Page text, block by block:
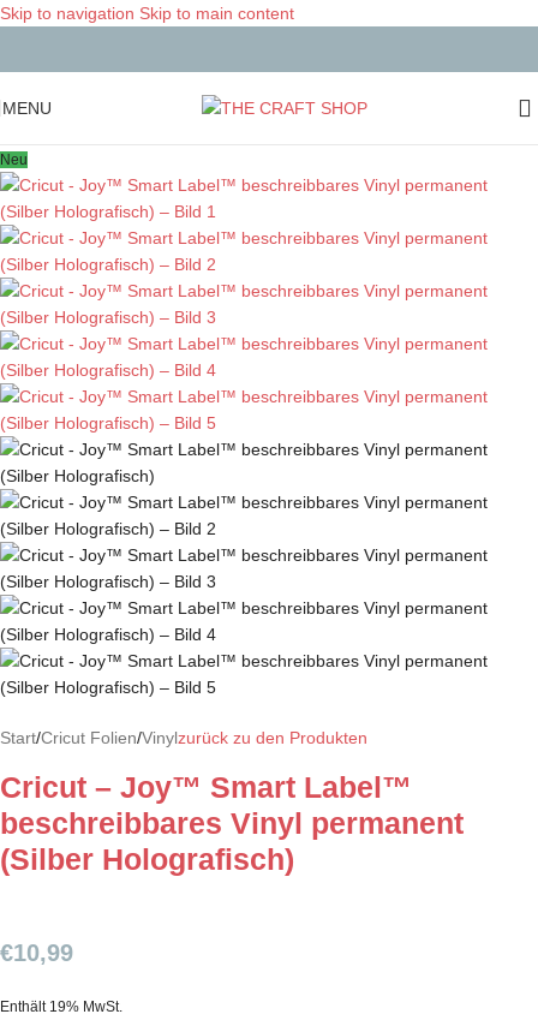
Skip to navigation Skip to main content
MENU
Neu
Start/Cricut Folien/Vinylzurück zu den Produkten
Cricut – Joy™ Smart Label™
beschreibbares Vinyl permanent
(Silber Holografisch)
€10,99
Enthält 19% MwSt.